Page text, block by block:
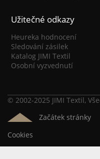
Užitečné odkazy
Heureka hodnocení
Sledování zásilek
Katalog JIMI Textil
Osobní vyzvednutí
© 2002-2025 JIMI Textil,
Začátek stránky
Cookies